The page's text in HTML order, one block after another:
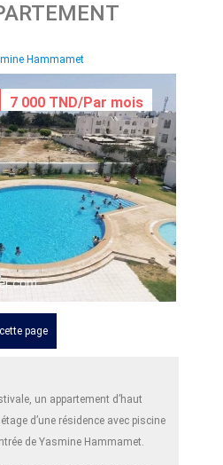
Hammamet
7 000 TND/Par mois
page
un appartement d’haut
d’une résidence avec piscine
de Yasmine Hammamet.